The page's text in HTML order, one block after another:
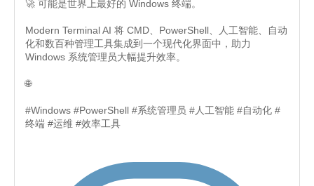
🚀 可能是世界上最好的 Windows 终端。
Modern Terminal AI 将 CMD、PowerShell、人工智能、自动
化和数百种管理工具集成到一个现代化界面中，助力
Windows 系统管理员大幅提升效率。
🌐
#Windows #PowerShell #系统管理员 #人工智能 #自动化 #
终端 #运维 #效率工具